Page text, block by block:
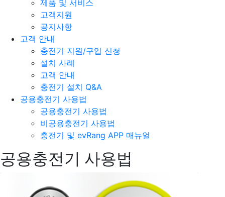
제품 및 서비스
고객지원
공지사항
고객 안내
충전기 지원/구입 신청
설치 사례
고객 안내
충전기 설치 Q&A
공용충전기 사용법
공용충전기 사용법
비공용충전기 사용법
충전기 및 evRang APP 매뉴얼
공용충전기 사용법